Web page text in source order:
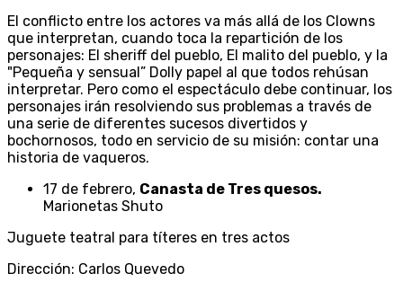
El conflicto entre los actores va más allá de los Clowns
que interpretan, cuando toca la repartición de los
personajes: El sheriff del pueblo, El malito del pueblo, y la
"Pequeña y sensual” Dolly papel al que todos rehúsan
interpretar. Pero como el espectáculo debe continuar, los
personajes irán resolviendo sus problemas a través de
una serie de diferentes sucesos divertidos y
bochornosos, todo en servicio de su misión: contar una
historia de vaqueros.
17 de febrero, Canasta de Tres quesos.
Marionetas Shuto
Juguete teatral para títeres en tres actos
Dirección: Carlos Quevedo